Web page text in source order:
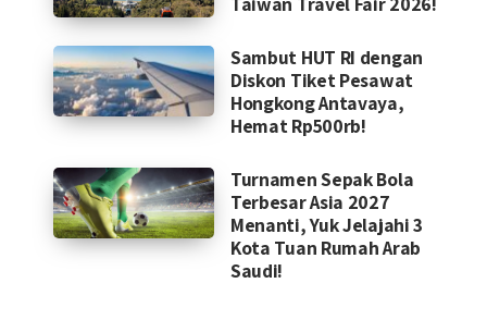
Sambut HUT RI dengan
Diskon Tiket Pesawat
Hongkong Antavaya,
Hemat Rp500rb!
Turnamen Sepak Bola
Terbesar Asia 2027
Menanti, Yuk Jelajahi 3
Kota Tuan Rumah Arab
Saudi!